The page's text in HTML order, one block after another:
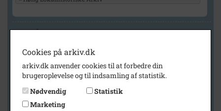
Geografi
Generelt
Vis kun med billeder
Vis kun med filmklip
Cookies på arkiv.dk
arkiv.dk anvender cookies til at forbedre din
brugeroplevelse og til indsamling af statistik.
Nødvendig
Statistik
Marketing